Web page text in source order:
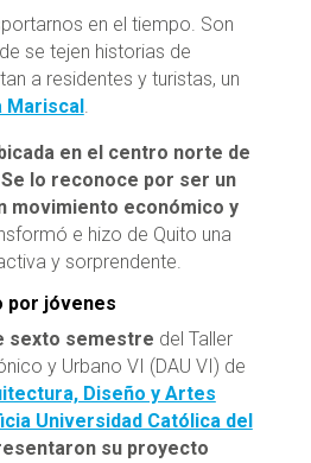
en el tiempo. Son
se tejen historias de
a residentes y turistas, un
Mariscal .
en el centro norte de
Se lo reconoce por ser un
movimiento económico y
e hizo de Quito una
y sorprendente.
por jóvenes
sexto semestre del Taller
y Urbano VI (DAU VI) de
Diseño y Artes
Universidad Católica del
su proyecto